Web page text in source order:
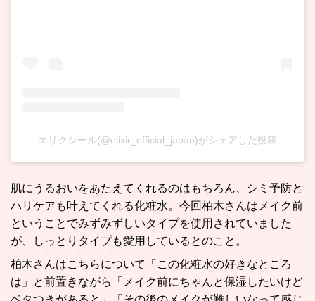
エリクシール(@elixir_official_japan)がシェアした投稿
肌にうるおいをあたえてくれるのはもちろん、シミ予防と
ハリケアも叶えてくれる化粧水。今回柏木さんはメイク前
ということでみずみずしいタイプを使用されていました
が、しっとりタイプも愛用しているとのこと。
柏木さんはこちらについて「この化粧水の好きなところ
は」と前置きながら「メイク前にちゃんと保湿したいけど